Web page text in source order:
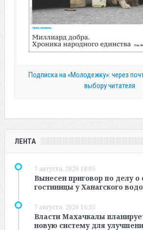
Подписка на «Молодежку»: через
выбору читателя
ЛЕНТА
7 августа, 2026 18:05
Вынесен приговор по делу о
гостиницы у Ханагского
7 августа, 2026 16:55
Власти Махачкалы
новую систему для